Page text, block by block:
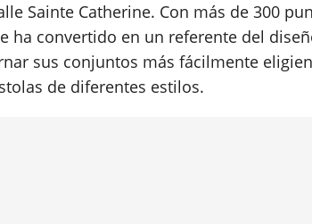
Sainte Catherine. Con más de 300
ha convertido en un referente del
sus conjuntos más fácilmente
de diferentes estilos.